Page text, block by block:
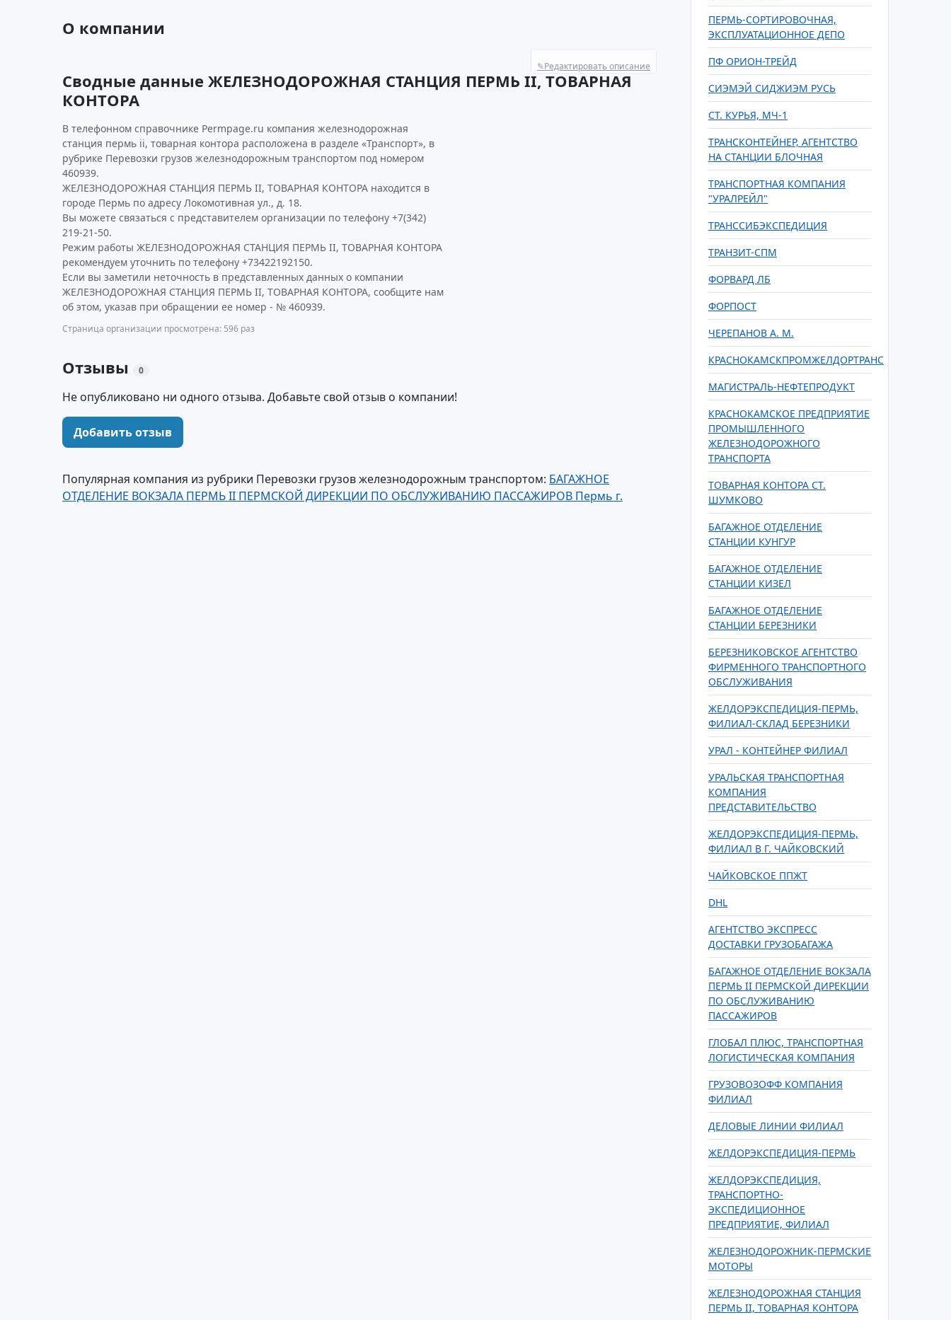
О компании
✎Редактировать описание
Сводные данные ЖЕЛЕЗНОДОРОЖНАЯ СТАНЦИЯ ПЕРМЬ II, ТОВАРНАЯ
КОНТОРА
В телефонном справочнике Permpage.ru компания железнодорожная
станция пермь ii, товарная контора расположена в разделе «Транспорт», в
рубрике Перевозки грузов железнодорожным транспортом под номером
460939.
ЖЕЛЕЗНОДОРОЖНАЯ СТАНЦИЯ ПЕРМЬ II, ТОВАРНАЯ КОНТОРА находится в
городе Пермь по адресу Локомотивная ул., д. 18.
Вы можете связаться с представителем организации по телефону +7(342)
219-21-50.
Режим работы ЖЕЛЕЗНОДОРОЖНАЯ СТАНЦИЯ ПЕРМЬ II, ТОВАРНАЯ КОНТОРА
рекомендуем уточнить по телефону +73422192150.
Если вы заметили неточность в представленных данных о компании
ЖЕЛЕЗНОДОРОЖНАЯ СТАНЦИЯ ПЕРМЬ II, ТОВАРНАЯ КОНТОРА, сообщите нам
об этом, указав при обращении ее номер - № 460939.
Страница организации просмотрена: 596 раз
Отзывы 0
Не опубликовано ни одного отзыва. Добавьте свой отзыв о компании!
Добавить отзыв
Популярная компания из рубрики Перевозки грузов железнодорожным транспортом: БАГАЖНОЕ
ОТДЕЛЕНИЕ ВОКЗАЛА ПЕРМЬ II ПЕРМСКОЙ ДИРЕКЦИИ ПО ОБСЛУЖИВАНИЮ ПАССАЖИРОВ Пермь г.
ПЕРМЬ-СОРТИРОВОЧНАЯ,
ЭКСПЛУАТАЦИОННОЕ ДЕПО
ПФ ОРИОН-ТРЕЙД
СИЭМЭЙ СИДЖИЭМ РУСЬ
СТ. КУРЬЯ, МЧ-1
ТРАНСКОНТЕЙНЕР, АГЕНТСТВО
НА СТАНЦИИ БЛОЧНАЯ
ТРАНСПОРТНАЯ КОМПАНИЯ
"УРАЛРЕЙЛ"
ТРАНССИБЭКСПЕДИЦИЯ
ТРАНЗИТ-СПМ
ФОРВАРД ЛБ
ФОРПОСТ
ЧЕРЕПАНОВ А. М.
КРАСНОКАМСКПРОМЖЕЛДОРТРАНС
МАГИСТРАЛЬ-НЕФТЕПРОДУКТ
КРАСНОКАМСКОЕ ПРЕДПРИЯТИЕ
ПРОМЫШЛЕННОГО
ЖЕЛЕЗНОДОРОЖНОГО
ТРАНСПОРТА
ТОВАРНАЯ КОНТОРА СТ.
ШУМКОВО
БАГАЖНОЕ ОТДЕЛЕНИЕ
СТАНЦИИ КУНГУР
БАГАЖНОЕ ОТДЕЛЕНИЕ
СТАНЦИИ КИЗЕЛ
БАГАЖНОЕ ОТДЕЛЕНИЕ
СТАНЦИИ БЕРЕЗНИКИ
БЕРЕЗНИКОВСКОЕ АГЕНТСТВО
ФИРМЕННОГО ТРАНСПОРТНОГО
ОБСЛУЖИВАНИЯ
ЖЕЛДОРЭКСПЕДИЦИЯ-ПЕРМЬ,
ФИЛИАЛ-СКЛАД БЕРЕЗНИКИ
УРАЛ - КОНТЕЙНЕР ФИЛИАЛ
УРАЛЬСКАЯ ТРАНСПОРТНАЯ
КОМПАНИЯ
ПРЕДСТАВИТЕЛЬСТВО
ЖЕЛДОРЭКСПЕДИЦИЯ-ПЕРМЬ,
ФИЛИАЛ В Г. ЧАЙКОВСКИЙ
ЧАЙКОВСКОЕ ППЖТ
DHL
АГЕНТСТВО ЭКСПРЕСС
ДОСТАВКИ ГРУЗОБАГАЖА
БАГАЖНОЕ ОТДЕЛЕНИЕ ВОКЗАЛА
ПЕРМЬ II ПЕРМСКОЙ ДИРЕКЦИИ
ПО ОБСЛУЖИВАНИЮ
ПАССАЖИРОВ
ГЛОБАЛ ПЛЮС, ТРАНСПОРТНАЯ
ЛОГИСТИЧЕСКАЯ КОМПАНИЯ
ГРУЗОВОЗОФФ КОМПАНИЯ
ФИЛИАЛ
ДЕЛОВЫЕ ЛИНИИ ФИЛИАЛ
ЖЕЛДОРЭКСПЕДИЦИЯ-ПЕРМЬ
ЖЕЛДОРЭКСПЕДИЦИЯ,
ТРАНСПОРТНО-
ЭКСПЕДИЦИОННОЕ
ПРЕДПРИЯТИЕ, ФИЛИАЛ
ЖЕЛЕЗНОДОРОЖНИК-ПЕРМСКИЕ
МОТОРЫ
ЖЕЛЕЗНОДОРОЖНАЯ СТАНЦИЯ
ПЕРМЬ II, ТОВАРНАЯ КОНТОРА